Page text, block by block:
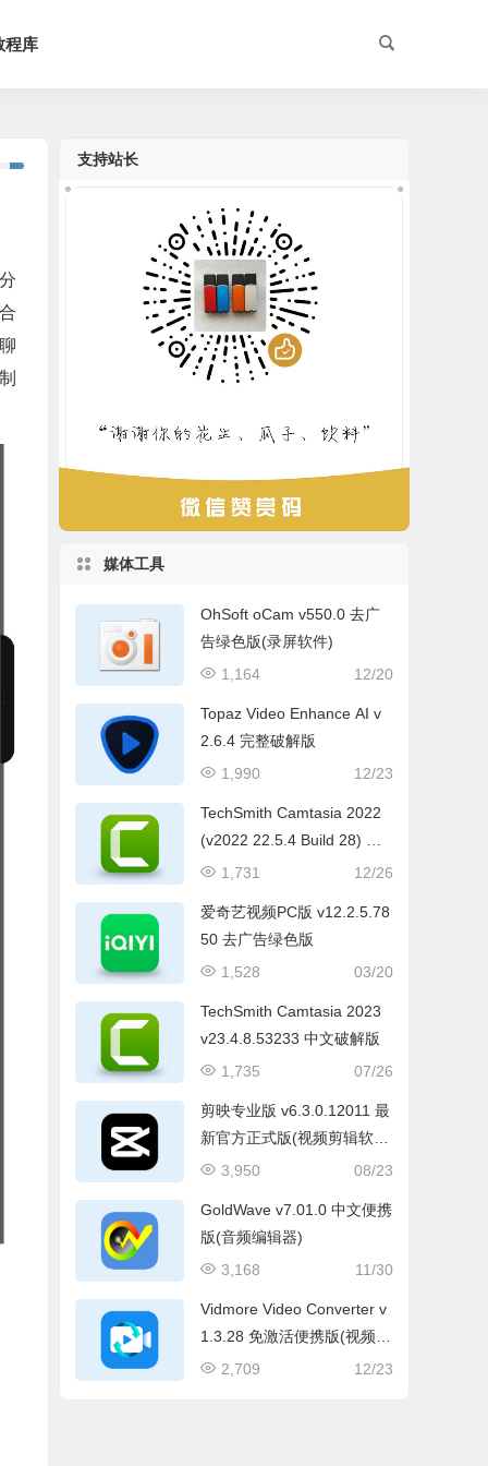
程库
支持站长
媒体工具
OhSoft oCam v550.0 去广
告绿色版(录屏软件)
12/20
1,164
Topaz Video Enhance AI v
2.6.4 完整破解版
12/23
1,990
TechSmith Camtasia 2022
(v2022 22.5.4 Build 28) 中
文破解版
12/26
1,731
爱奇艺视频PC版 v12.2.5.78
50 去广告绿色版
03/20
1,528
TechSmith Camtasia 2023
v23.4.8.53233 中文破解版
07/26
1,735
剪映专业版 v6.3.0.12011 最
新官方正式版(视频剪辑软
件)
08/23
3,950
GoldWave v7.01.0 中文便携
版(音频编辑器)
11/30
3,168
Vidmore Video Converter v
1.3.28 免激活便携版(视频格
式转换)
12/23
2,709